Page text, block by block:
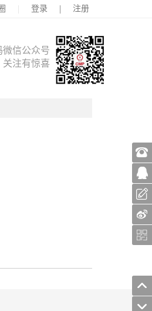
| 登录 | 注册
微信公众号
关注有惊喜